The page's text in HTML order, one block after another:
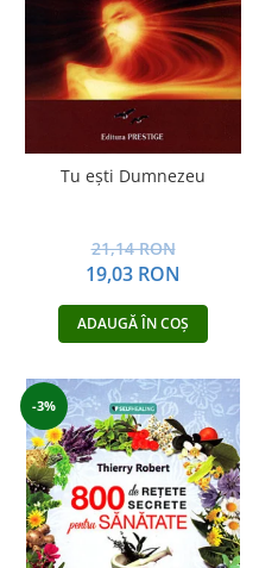
Tu eşti Dumnezeu
21,14 RON
19,03 RON
ADAUGĂ ÎN COȘ
-3%